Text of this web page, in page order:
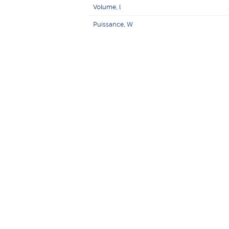
Volume, l
Puissance, W